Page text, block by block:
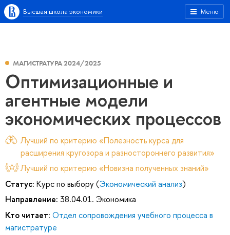
Меню
Высшая школа экономики
МАГИСТРАТУРА 2024/2025
Оптимизационные и
агентные модели
экономических процессов
Лучший по критерию «Полезность курса для
расширения кругозора и разностороннего развития»
Лучший по критерию «Новизна полученных знаний»
Статус: Курс по выбору (Экономический анализ)
Направление: 38.04.01. Экономика
Кто читает: Отдел сопровождения учебного процесса в
магистратуре